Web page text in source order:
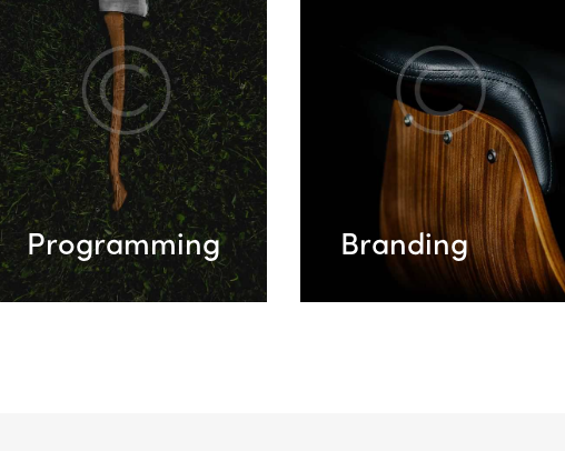
Programming Branding